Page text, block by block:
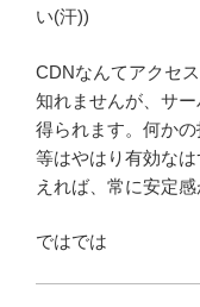
い(汗))
CDNなんてアクセ
知れませんが、サ
得られます。何か
等はやはり有効な
えれば、常に安定
ではでは